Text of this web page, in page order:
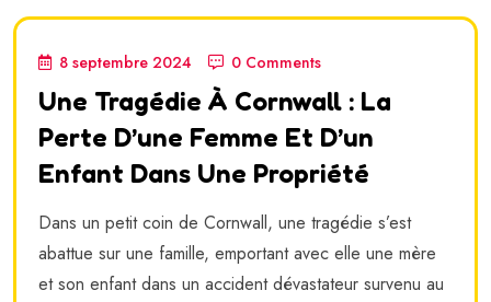
8 septembre 2024 0 Comments
Une Tragédie À Cornwall : La
Perte D’une Femme Et D’un
Enfant Dans Une Propriété
Dans un petit coin de Cornwall, une tragédie s’est
abattue sur une famille, emportant avec elle une mère
et son enfant dans un accident dévastateur survenu au